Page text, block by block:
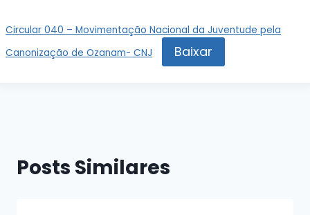
Circular 040 – Movimentação Nacional da Juventude pela
Canonização de Ozanam- CNJ
Baixar
Posts Similares